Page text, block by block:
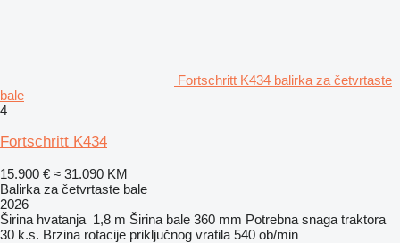
Fortschritt K434 balirka za četvrtaste
bale
4
Fortschritt K434
15.900 € ≈ 31.090 KM
Balirka za četvrtaste bale
2026
Širina hvatanja 1,8 m Širina bale 360 mm Potrebna snaga traktora
30 k.s. Brzina rotacije priključnog vratila 540 ob/min